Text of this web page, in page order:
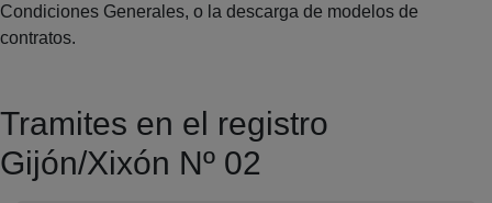
Condiciones Generales, o la descarga de modelos de
contratos.
Tramites en el registro
Gijón/Xixón Nº 02